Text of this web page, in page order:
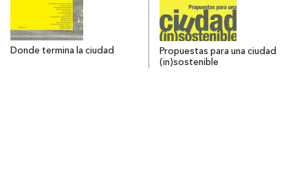
Donde termina la ciudad
Propuestas para una ciudad
(in)sostenible